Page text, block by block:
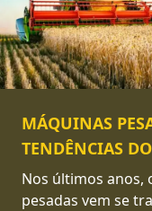
MÁQUINAS
TENDÊNCIAS
Nos últimos anos,
pesadas vem se